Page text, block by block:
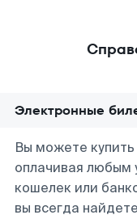
Электронные
Вы можете
оплачивая любым
кошелек или
вы всегда